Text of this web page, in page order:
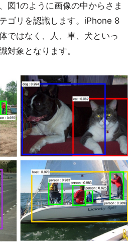
図1のように画像の中からさま
ゴリを認識します。iPhone 8
ではなく、人、車、犬といっ
対象となります。